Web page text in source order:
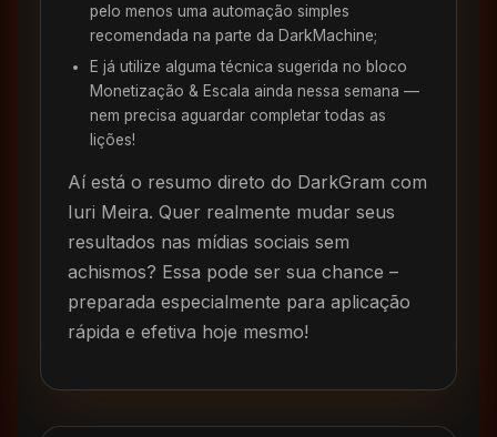
pelo menos uma automação simples
recomendada na parte da DarkMachine;
E já utilize alguma técnica sugerida no bloco
Monetização & Escala ainda nessa semana —
nem precisa aguardar completar todas as
lições!
Aí está o resumo direto do DarkGram com
Iuri Meira. Quer realmente mudar seus
resultados nas mídias sociais sem
achismos? Essa pode ser sua chance –
preparada especialmente para aplicação
rápida e efetiva hoje mesmo!